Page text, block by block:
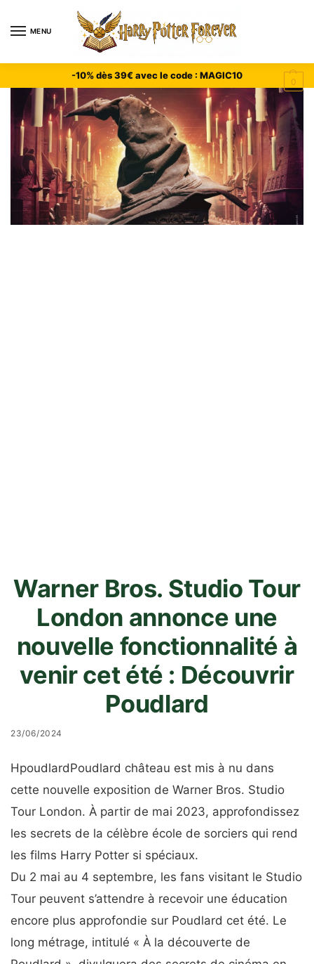
MENU
0
-10% dès 39€ avec le code : MAGIC10
Warner Bros. Studio Tour
London annonce une
nouvelle fonctionnalité à
venir cet été : Découvrir
Poudlard
23/06/2024
HpoudlardPoudlard château est mis à nu dans
cette nouvelle exposition de Warner Bros. Studio
Tour London. À partir de mai 2023, approfondissez
les secrets de la célèbre école de sorciers qui rend
les films Harry Potter si spéciaux.
Du 2 mai au 4 septembre, les fans visitant le Studio
Tour peuvent s’attendre à recevoir une éducation
encore plus approfondie sur Poudlard cet été. Le
long métrage, intitulé « À la découverte de